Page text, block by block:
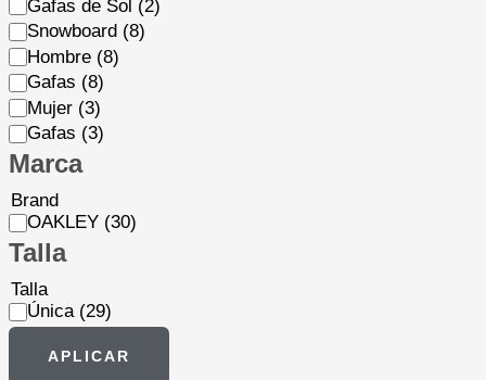
Gafas de Sol (2)
Snowboard (8)
Hombre (8)
Gafas (8)
Mujer (3)
Gafas (3)
Marca
Brand
OAKLEY (30)
Talla
Talla
Única (29)
APLICAR